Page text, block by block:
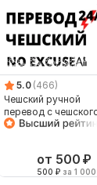
5.0 (466)
Чешский ручной
перевод с
на чешский
от 500 ₽
500 ₽ за 1 000